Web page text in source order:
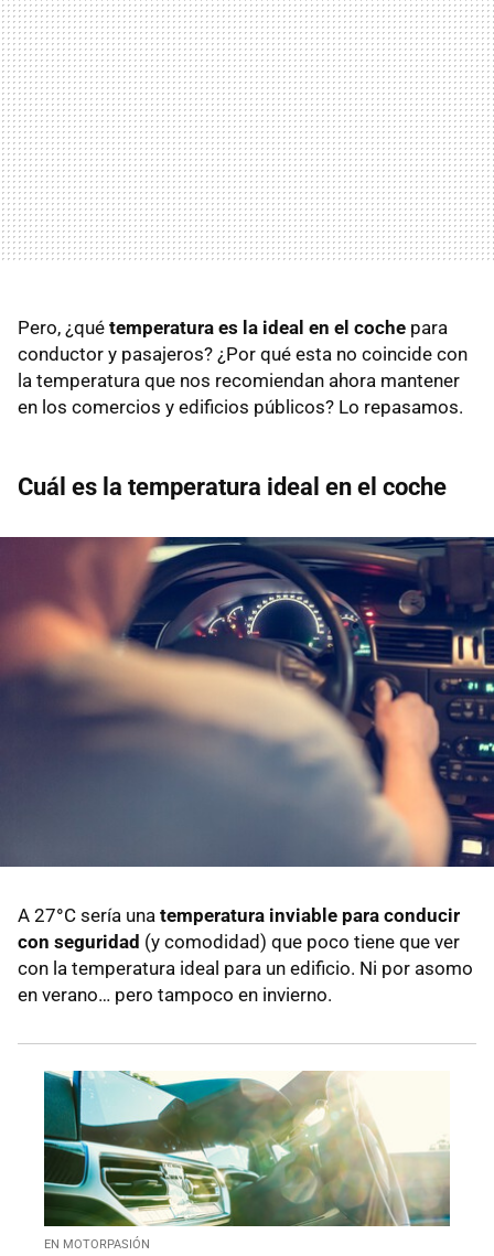
Pero, ¿qué temperatura es la ideal en el coche para
conductor y pasajeros? ¿Por qué esta no coincide con
la temperatura que nos recomiendan ahora mantener
en los comercios y edificios públicos? Lo repasamos.
Cuál es la temperatura ideal en el coche
A 27°C sería una temperatura inviable para conducir
con seguridad (y comodidad) que poco tiene que ver
con la temperatura ideal para un edificio. Ni por asomo
en verano… pero tampoco en invierno.
EN MOTORPASIÓN